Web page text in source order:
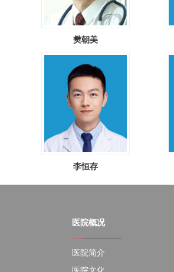
樊朝美
李恒存
医院概况
医院简介